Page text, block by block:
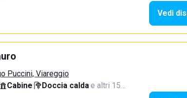
Vedi
Puccini, Viareggio
Cabine· Doccia calda·e altri 15…